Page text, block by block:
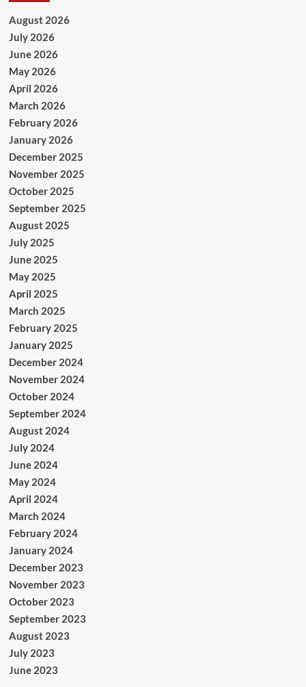
August 2026
July 2026
June 2026
May 2026
April 2026
March 2026
February 2026
January 2026
December 2025
November 2025
October 2025
September 2025
August 2025
July 2025
June 2025
May 2025
April 2025
March 2025
February 2025
January 2025
December 2024
November 2024
October 2024
September 2024
August 2024
July 2024
June 2024
May 2024
April 2024
March 2024
February 2024
January 2024
December 2023
November 2023
October 2023
September 2023
August 2023
July 2023
June 2023